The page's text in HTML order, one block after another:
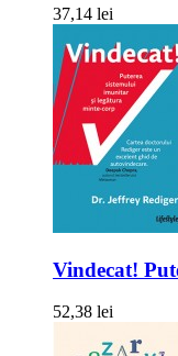
37,14 lei
Vindecat!
52,38 lei